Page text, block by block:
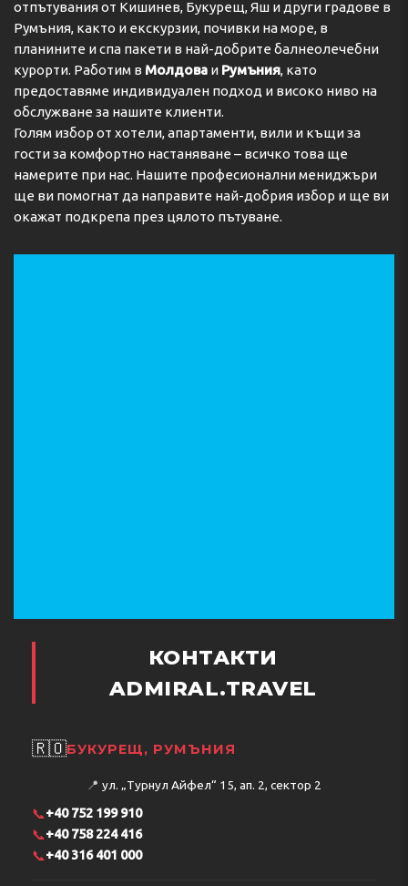
available. The hotel also offers special catering options.
Payment
The following credit cards are accepted: VISA and
MasterCard.
Адрес:Antholzer Talstraße 20, 39030 Oberrasen,
Südtirol, Italy
Телефон: +390474496245
отпътувания от Кишинев, Букурещ, Яш и други градове в
Румъния, както и екскурзии, почивки на море, в
планините и спа пакети в най-добрите балнеолечебни
курорти. Работим в Молдова и Румъния, като
предоставяме индивидуален подход и високо ниво на
обслужване за нашите клиенти.
Голям избор от хотели, апартаменти, вили и къщи за
гости за комфортно настаняване – всичко това ще
намерите при нас. Нашите професионални мениджъри
ще ви помогнат да направите най-добрия избор и ще ви
окажат подкрепа през цялото пътуване.
КОНТАКТИ
ADMIRAL.TRAVEL
🇷🇴БУКУРЕЩ, РУМЪНИЯ
📍 ул. „Турнул Айфел“ 15, ап. 2, сектор 2
📞+40 752 199 910
📞+40 758 224 416
📞+40 316 401 000